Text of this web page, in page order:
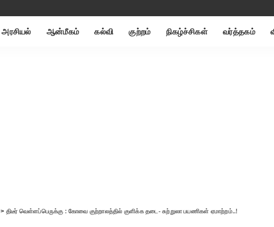
அரசியல் ஆன்மீகம் கல்வி குற்றம் நிகழ்ச்சிகள் வர்த்தகம்
> திடீர் வெள்ளப்பெருக்கு : கோவை குற்றாலத்தில் குளிக்க தடை- சுற்றுலா பயணிகள் ஏமாற்றம்..!